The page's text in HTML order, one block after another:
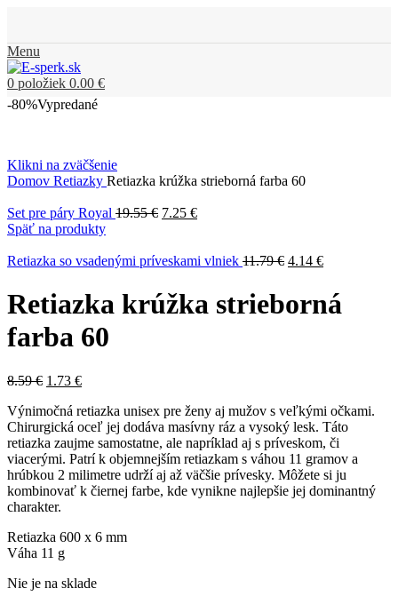
Menu
0 položiek 0.00 €
-80%Vypredané
Klikni na zväčšenie
Domov Retiazky Retiazka krúžka strieborná farba 60
Set pre páry Royal 19.55€ 7.25 €
Späť na produkty
Retiazka so vsadenými príveskami vlniek 11.79€ 4.14 €
Retiazka krúžka strieborná
farba 60
8.59€ 1.73 €
Výnimočná retiazka unisex pre ženy aj mužov s veľkými očkami.
Chirurgická oceľ jej dodáva masívny ráz a vysoký lesk. Táto
retiazka zaujme samostatne, ale napríklad aj s príveskom, či
viacerými. Patrí k objemnejším retiazkam s váhou 11 gramov a
hrúbkou 2 milimetre udrží aj až väčšie prívesky. Môžete si ju
kombinovať k čiernej farbe, kde vynikne najlepšie jej dominantný
charakter.
Retiazka 600 x 6 mm
Váha 11 g
Nie je na sklade